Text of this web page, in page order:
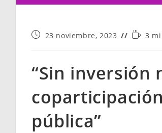
23 noviembre, 2023 3
“Sin inversión
pública”